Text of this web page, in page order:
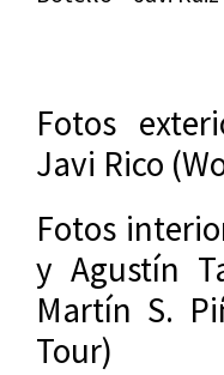
Fotos
Javi Rico
Fotos
y Agustín
Martín S.
Tour)